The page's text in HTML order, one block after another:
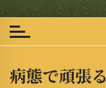
t
n
病態で頑張る